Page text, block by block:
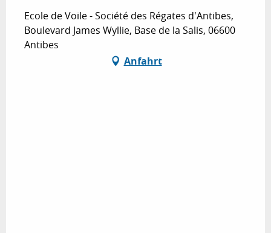
Ecole de Voile - Société des Régates d'Antibes,
Boulevard James Wyllie, Base de la Salis, 06600
Antibes
Anfahrt